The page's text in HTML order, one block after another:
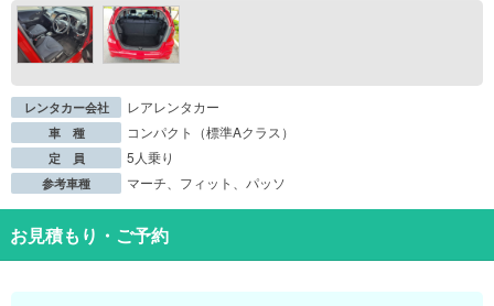
レンタカー会社 レアレンタカー
車 種 コンパクト（標準Aクラス）
定 員 5人乗り
参考車種 マーチ、フィット、パッソ
お見積もり・ご予約